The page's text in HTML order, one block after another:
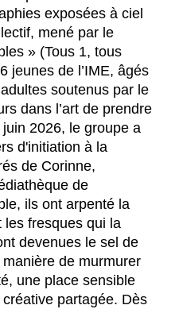
exposées à ciel
mené par le
» (Tous 1, tous
jeunes de l’IME, âgés
soutenus par le
dans l’art de prendre
2026, le groupe a
d'initiation à la
de Corinne,
de
ils ont arpenté la
les fresques qui la
devenues le sel de
de murmurer
une place sensible
partagée. Dès